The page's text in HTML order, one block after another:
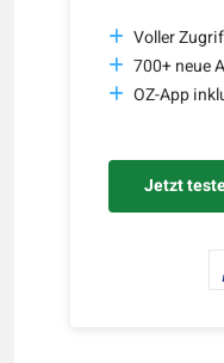
Voller
700+ neue
OZ-App
Jetzt